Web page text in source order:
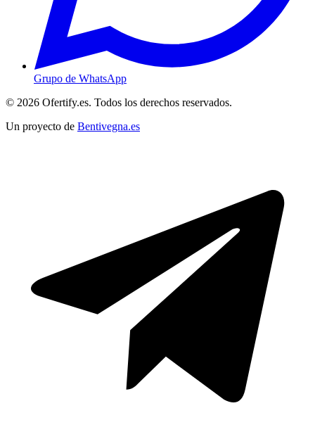
Grupo de WhatsApp
© 2026 Ofertify.es. Todos los derechos reservados.
Un proyecto de Bentivegna.es